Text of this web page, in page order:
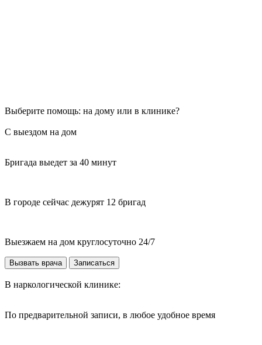
Выберите помощь: на дому или в клинике?
С выездом на дом
Бригада выедет за 40 минут
В городе сейчас дежурят 12 бригад
Выезжаем на дом круглосуточно 24/7
Вызвать врача Записаться
В наркологической клинике:
По предварительной записи, в любое удобное время